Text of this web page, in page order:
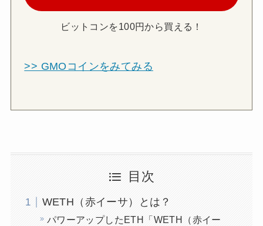
ビットコンを100円から買える！
>> GMOコインをみてみる
目次
WETH（赤イーサ）とは？
パワーアップしたETH「WETH（赤イー